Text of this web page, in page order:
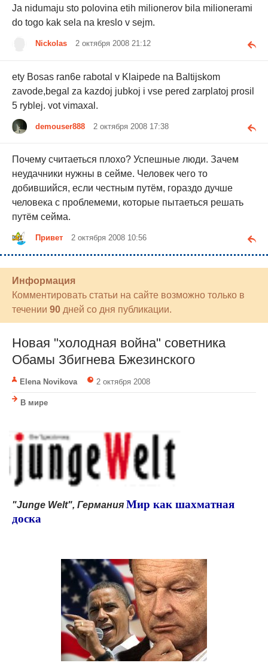
Ja nidumaju sto polovina etih milionerov bila milionerami
do togo kak sela na kreslo v sejm.
Nickolas 2 октября 2008 21:12
ety Bosas ran6e rabotal v Klaipede na Baltijskom
zavode,begal za kazdoj jubkoj i vse pered zarplatoj prosil
5 ryblej. vot vimaxal.
demouser888 2 октября 2008 17:38
Почему считаеться плохо? Успешные люди. Зачем
неудачники нужны в сейме. Человек чего то
добившийся, если честным путём, гораздо дучше
человека с проблемеми, которые пытаеться решать
путём сейма.
Привет 2 октября 2008 10:56
Информация
Комментировать статьи на сайте возможно только в
течении 90 дней со дня публикации.
Новая "холодная война" советника
Обамы Збигнева Бжезинского
Elena Novikova 2 октября 2008
В мире
"Junge Welt", Германия Мир как шахматная
доска